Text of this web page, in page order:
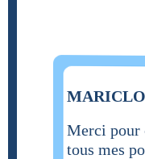
Merci pour
tous mes